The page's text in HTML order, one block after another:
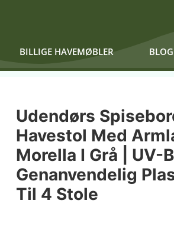
BILLIGE HAVEMØBLER BLOG
Udendørs
Havestol Med
Morella I Grå | UV-
Genanvendelig
Til 4 Stole